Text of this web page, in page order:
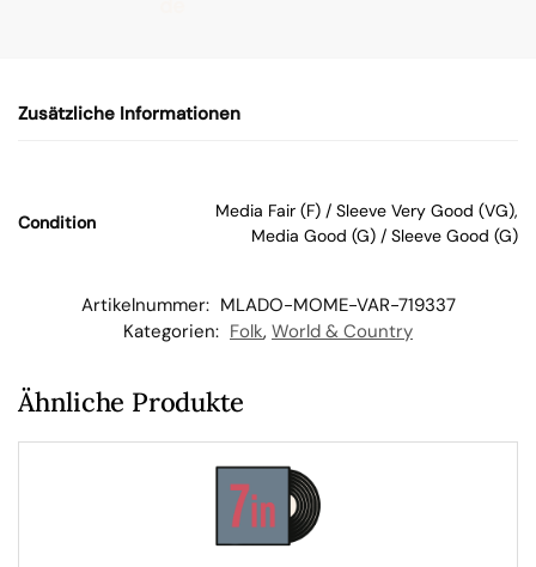
W
kor
Zusätzliche Informationen
Condition
Media Fair (F) / Sleeve Very Good (VG),
Media Good (G) / Sleeve Good (G)
Artikelnummer: MLADO-MOME-VAR-719337
Kategorien: Folk, World & Country
Ähnliche Produkte